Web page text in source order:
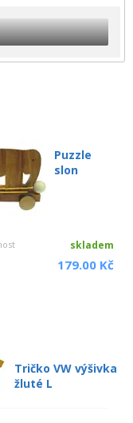
Puzzle
slon
skladem
179.00 Kč
Tričko VW výšivka
žluté L